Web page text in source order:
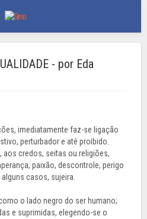
- por Eda
imediatamente faz-se ligação
perturbador e até proibido.
aos credos, seitas ou religiões,
paixão, descontrole, perigo
casos, sujeira.
o lado negro do ser humano;
e suprimidas, elegendo-se o